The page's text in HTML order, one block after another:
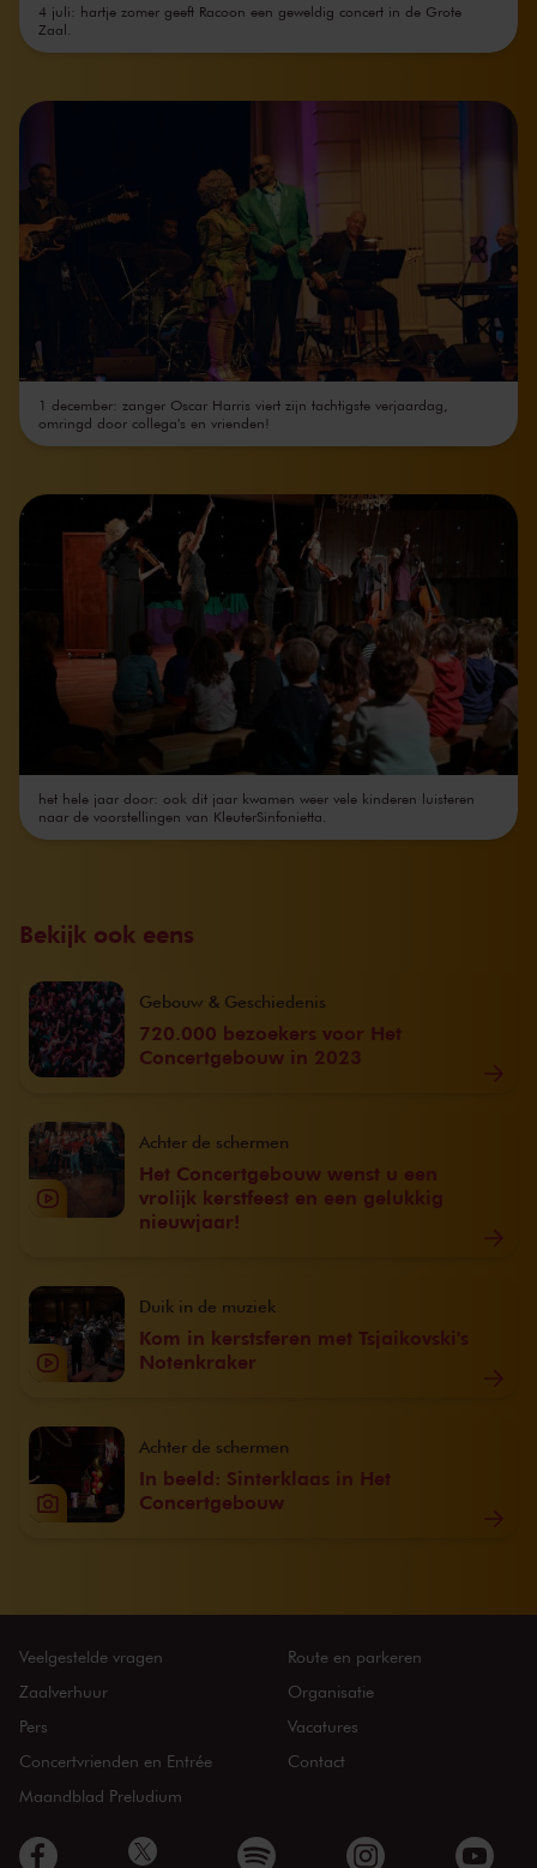
4 juli: hartje zomer geeft Racoon een geweldig concert in de Grote
Zaal.
1 december: zanger Oscar Harris viert zijn tachtigste verjaardag,
omringd door collega's en vrienden!
het hele jaar door: ook dit jaar kwamen weer vele kinderen luisteren
naar de voorstellingen van KleuterSinfonietta.
Bekijk ook eens
720.000 bezoekers voor Het
Concertgebouw in 2023
Gebouw & Geschiedenis
Het Concertgebouw wenst u een
vrolijk kerstfeest en een gelukkig
nieuwjaar!
Achter de schermen
Kom in kerstsferen met Tsjaikovski's
Notenkraker
Duik in de muziek
In beeld: Sinterklaas in Het
Concertgebouw
Achter de schermen
Veelgestelde vragen
Zaalverhuur
Pers
Concertvrienden en Entrée
Maandblad Preludium
Route en parkeren
Organisatie
Vacatures
Contact